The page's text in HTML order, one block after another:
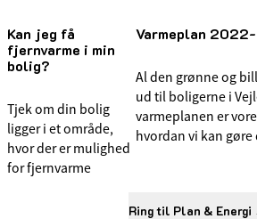
Kan jeg få
fjernvarme i min
bolig?
Tjek om din bolig
ligger i et område,
hvor der er mulighed
for fjernvarme
Varmeplan
Al den grønne og
ud til boligerne i
varmeplanen er
hvordan vi kan gøre
Ring til Plan & Energi